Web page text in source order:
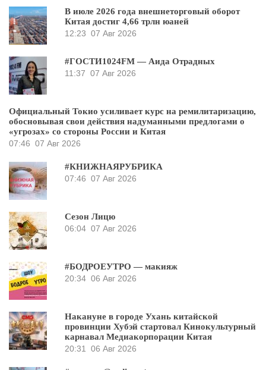
В июле 2026 года внешнеторговый оборот
Китая достиг 4,66 трлн юаней
12:23 07 Авг 2026
#ГОСТИ1024FM — Аида Отрадных
11:37 07 Авг 2026
Официальный Токио усиливает курс на ремилитаризацию,
обосновывая свои действия надуманными предлогами о
«угрозах» со стороны России и Китая
07:46 07 Авг 2026
#КНИЖНАЯРУБРИКА
07:46 07 Авг 2026
Сезон Лицю
06:04 07 Авг 2026
#БОДРОЕУТРО — макияж
20:34 06 Авг 2026
Накануне в городе Ухань китайской
провинции Хубэй стартовал Кинокультурный
карнавал Медиакорпорации Китая
20:31 06 Авг 2026